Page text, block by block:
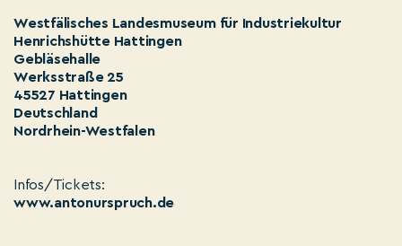
Westfälisches Landesmuseum für Industriekultur
Henrichshütte Hattingen
Gebläsehalle
Werksstraße 25
45527 Hattingen
Deutschland
Nordrhein-Westfalen
Infos/Tickets:
www.antonurspruch.de